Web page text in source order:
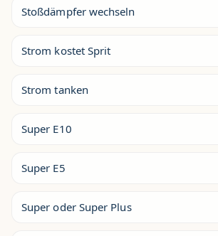
Stoßdämpfer wechseln
Strom kostet Sprit
Strom tanken
Super E10
Super E5
Super oder Super Plus